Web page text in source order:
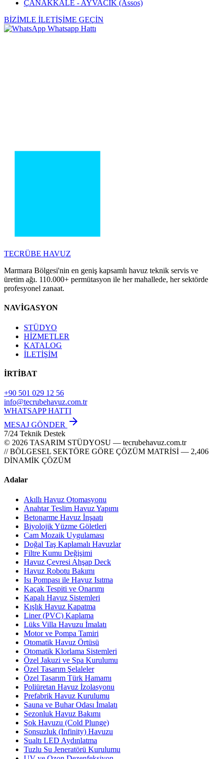
ÇANAKKALE - AYVACIK (Assos)
BİZİMLE İLETİŞİME GEÇİN
Whatsapp Hattı
TECRÜBE HAVUZ
Marmara Bölgesi'nin en geniş kapsamlı havuz teknik servis ve
üretim ağı. 110.000+ permütasyon ile her mahallede, her sektörde
profesyonel zanaat.
NAVİGASYON
STÜDYO
HİZMETLER
KATALOG
İLETİŞİM
İRTİBAT
+90 501 029 12 56
info@tecrubehavuz.com.tr
WHATSAPP HATTI
MESAJ GÖNDER
7/24 Teknik Destek
© 2026 TASARIM STÜDYOSU — tecrubehavuz.com.tr
// BÖLGESEL SEKTÖRE GÖRE ÇÖZÜM MATRİSİ — 2,406
DİNAMİK ÇÖZÜM
Adalar
Akıllı Havuz Otomasyonu
Anahtar Teslim Havuz Yapımı
Betonarme Havuz İnşaatı
Biyolojik Yüzme Göletleri
Cam Mozaik Uygulaması
Doğal Taş Kaplamalı Havuzlar
Filtre Kumu Değişimi
Havuz Çevresi Ahşap Deck
Havuz Robotu Bakımı
Isı Pompası ile Havuz Isıtma
Kaçak Tespiti ve Onarımı
Kapalı Havuz Sistemleri
Kışlık Havuz Kapatma
Liner (PVC) Kaplama
Lüks Villa Havuzu İmalatı
Motor ve Pompa Tamiri
Otomatik Havuz Örtüsü
Otomatik Klorlama Sistemleri
Özel Jakuzi ve Spa Kurulumu
Özel Tasarım Şelaleler
Özel Tasarım Türk Hamamı
Poliüretan Havuz İzolasyonu
Prefabrik Havuz Kurulumu
Sauna ve Buhar Odası İmalatı
Sezonluk Havuz Bakımı
Şok Havuzu (Cold Plunge)
Sonsuzluk (Infinity) Havuzu
Sualtı LED Aydınlatma
Tuzlu Su Jeneratörü Kurulumu